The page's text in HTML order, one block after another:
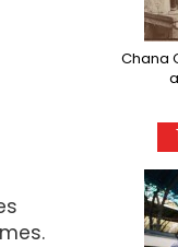
Chana